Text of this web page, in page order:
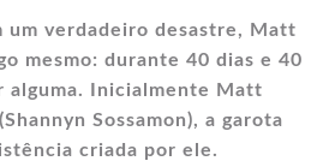
um verdadeiro desastre, Matt
mesmo: durante 40 dias e 40
alguma. Inicialmente Matt
Sossamon), a garota
criada por ele.